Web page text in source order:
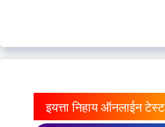
इयत्ता निहाय ऑनलाईन टेस्ट